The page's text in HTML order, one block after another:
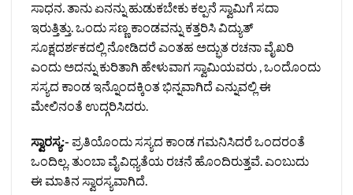
ಸಾಧನ. ತಾನು ಏನನ್ನು ಹುಡುಕಬೇಕು ಕಲ್ಪನೆ ಸ್ವಾಮಿಗೆ ಸದಾ
ಇರುತ್ತಿತ್ತು. ಒಂದು ಸಣ್ಣ ಕಾಂಡವನ್ನು ಕತ್ತರಿಸಿ ವಿದ್ಯುತ್‌
ಸೂಕ್ಷದರ್ಶಕದಲ್ಲಿ ನೋಡಿದರೆ ಎಂತಹ ಅದ್ಭುತ ರಚನಾ ವೈಖರಿ
ಎಂದು ಅದನ್ನು ಕುರಿತಾಗಿ ಹೇಳುವಾಗ ಸ್ವಾಮಿಯವರು , ಒಂದೊಂದು
ಸಸ್ಯದ ಕಾಂಡ ಇನ್ನೊಂದಕ್ಕಿಂತ ಭಿನ್ನವಾಗಿದೆ ಎನ್ನುವಲ್ಲಿ ಈ
ಮೇಲಿನಂತೆ ಉದ್ಗರಿಸಿದರು.
ಸ್ವಾರಸ್ಯ:- ಪ್ರತಿಯೊಂದು ಸಸ್ಯದ ಕಾಂಡ ಗಮನಿಸಿದರೆ ಒಂದರಂತೆ
ಒಂದಿಲ್ಲ. ತುಂಬಾ ವೈವಿಧ್ಯತೆಯ ರಚನೆ ಹೊಂದಿರುತ್ತವೆ. ಎಂಬುದು
ಈ ಮಾತಿನ ಸ್ವಾರಸ್ಯವಾಗಿದೆ.